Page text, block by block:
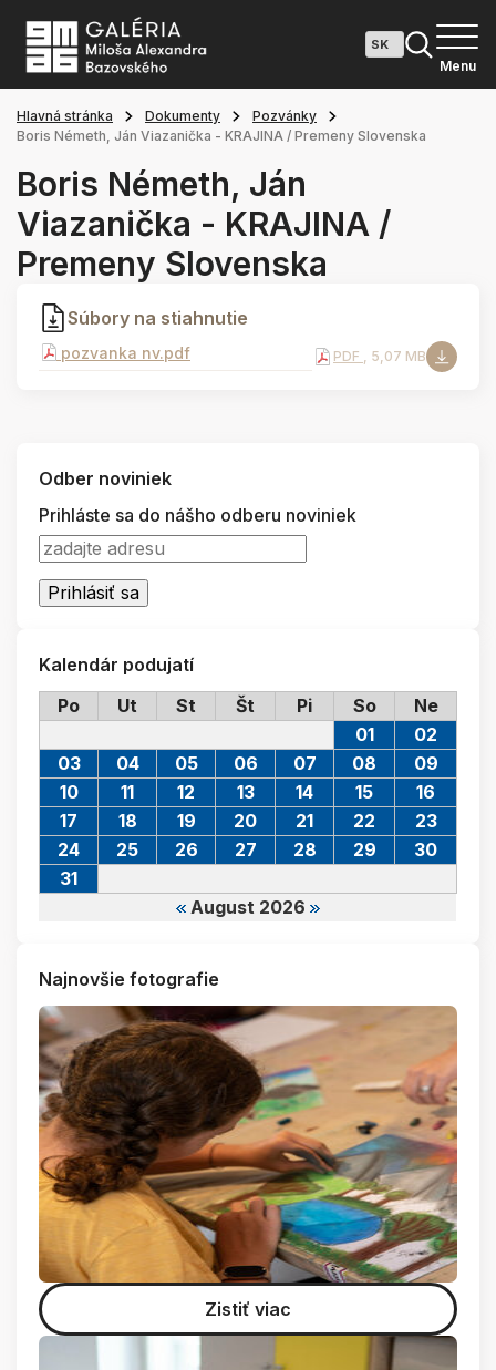
Menu
Hlavná stránka Dokumenty
Pozvánky
Boris Németh, Ján Viazanička - KRAJINA / Premeny Slovenska
Boris Németh, Ján
Viazanička - KRAJINA /
Premeny Slovenska
Súbory na stiahnutie
pozvanka nv.pdf PDF , 5,07 MB
Odber noviniek
Prihláste sa do nášho odberu noviniek
Kalendár podujatí
Po
Ut St Št Pi So Ne
August 2026
01
02
03
04 05 06 07 08
09
10
11 12 13 14 15
16
17
18 19 20 21 22
23
24
25 26 27 28 29
30
31
Najnovšie fotografie
Zistiť viac